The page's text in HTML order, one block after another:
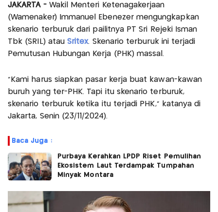
JAKARTA -Wakil Menteri Ketenagakerjaan
(Wamenaker) Immanuel Ebenezer mengungkapkan
skenario terburuk dari pailitnya PT Sri Rejeki Isman
Tbk (SRIL) atauSritex. Skenario terburuk ini terjadi
Pemutusan Hubungan Kerja (PHK) massal.
"Kami harus siapkan pasar kerja buat kawan-kawan
buruh yang ter-PHK. Tapi itu skenario terburuk,
skenario terburuk ketika itu terjadi PHK," katanya di
Jakarta, Senin (23/11/2024).
Baca Juga :
Purbaya Kerahkan LPDP Riset Pemulihan
Ekosistem Laut Terdampak Tumpahan
Minyak Montara